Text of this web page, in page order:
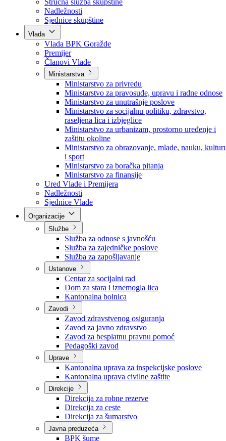
Kolegij skupštine
Skupštinski odbori i komisije
Stručna služba skupštine
Nadležnosti
Sjednice skupštine
Vlada
Vlada BPK Goražde
Premijer
Članovi Vlade
Ministarstva
Ministarstvo za privredu
Ministarstvo za pravosuđe, upravu i radne odnose
Ministarstvo za unutrašnje poslove
Ministarstvo za socijalnu politiku, zdravstvo,
raseljena lica i izbjeglice
Ministarstvo za urbanizam, prostorno uređenje i
zaštitu okoline
Ministarstvo za obrazovanje, mlade, nauku,
i sport
Ministarstvo za boračka pitanja
Ministarstvo za finansije
Ured Vlade i Premijera
Nadležnosti
Sjednice Vlade
Službe
Služba za odnose s javnošću
Služba za zajedničke poslove
Služba za zapošljavanje
Ustanove
Centar za socijalni rad
Dom za stara i iznemogla lica
Kantonalna bolnica
Zavodi
Zavod zdravstvenog osiguranja
Zavod za javno zdravstvo
Zavod za besplatnu pravnu pomoć
Pedagoški zavod
Uprave
Kantonalna uprava za inspekcijske poslove
Kantonalna uprava civilne zaštite
Direkcije
Direkcija za robne rezerve
Direkcija za ceste